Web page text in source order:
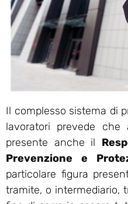
Il complesso sistema di
lavoratori prevede che
presente anche il
Prevenzione e
particolare figura
tramite, o intermediario,